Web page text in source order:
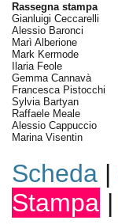
Rassegna stampa
Gianluigi Ceccarelli
Alessio Baronci
Marì Alberione
Mark Kermode
Ilaria Feole
Gemma Cannavà
Francesca Pistocchi
Sylvia Bartyan
Raffaele Meale
Alessio Cappuccio
Marina Visentin
Scheda|
Stampa |